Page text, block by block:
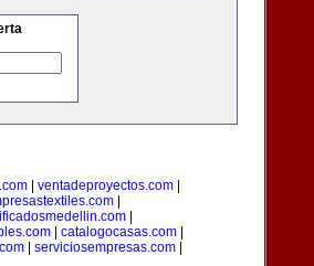
ventadeproyectos.com
|
catalogocasas.com
| serviciosempresas.com|